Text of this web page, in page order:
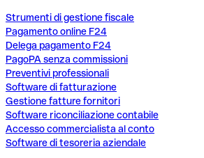
Strumenti di gestione fiscale
Pagamento online F24
Delega pagamento F24
PagoPA senza commissioni
Preventivi professionali
Software di fatturazione
Gestione fatture fornitori
Software riconciliazione contabile
Accesso commercialista al conto
Software di tesoreria aziendale